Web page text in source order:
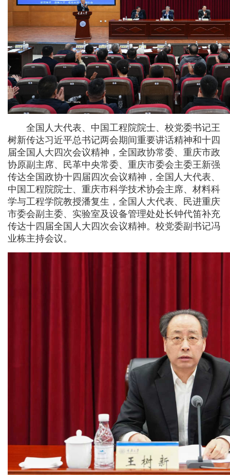
全国人大代表、中国工程院院士、校党委书记王
树新传达习近平总书记两会期间重要讲话精神和十四
届全国人大四次会议精神，全国政协常委、重庆市政
协原副主席、民革中央常委、重庆市委会主委王新强
传达全国政协十四届四次会议精神，全国人大代表、
中国工程院院士、重庆市科学技术协会主席、材料科
学与工程学院教授潘复生，全国人大代表、民进重庆
市委会副主委、实验室及设备管理处处长钟代笛补充
传达十四届全国人大四次会议精神。校党委副书记冯
业栋主持会议。